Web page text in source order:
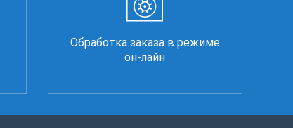
Обработка заказа в режиме
он-лайн